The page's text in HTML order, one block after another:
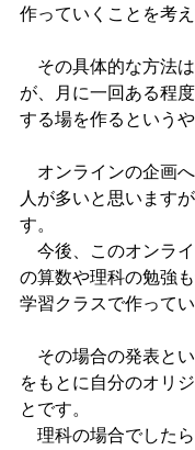
作っていくことを考え
その具体的な方法
が、月に一回ある程
する場を作るというや
オンラインの企画
人が多いと思います
す。
今後、このオンラ
の算数や理科の勉強
学習クラスで作って
その場合の発表と
をもとに自分のオリ
とです。
理科の場合でした